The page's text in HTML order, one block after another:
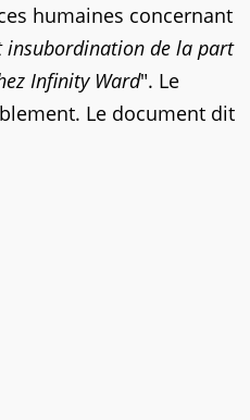
humaines concernant
insubordination de la part
Infinity Ward". Le
Le document dit